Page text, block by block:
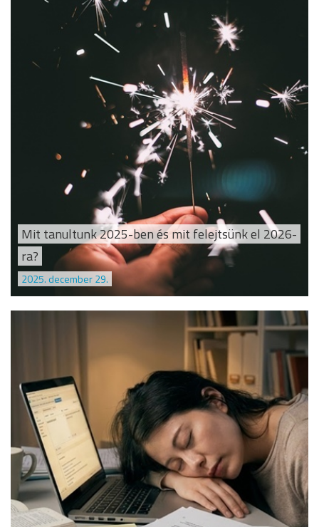
Mit tanultunk 2025-ben és mit felejtsünk el 2026-
ra?
2025. december 29.